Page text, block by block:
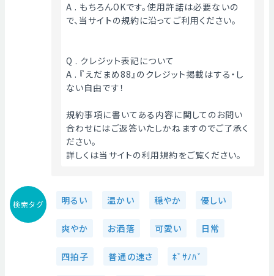
A . もちろんOKです。使用許諾は必要ないの
で、当サイトの規約に沿ってご利用ください。
Q . クレジット表記について
A . 『えだまめ88』のクレジット掲載はする・し
ない自由です！
規約事項に書いてある内容に関してのお問い
合わせにはご返答いたしかねますのでご了承く
ださい。
詳しくは当サイトの利用規約をご覧ください。
検索タグ 明るい 温かい 穏やか 優しい
爽やか お洒落 可愛い 日常
四拍子 普通の速さ ﾎﾞｻﾉﾊﾞ